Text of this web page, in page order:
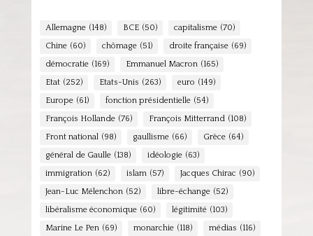
Allemagne (148) BCE (50) capitalisme (70)
Chine (60) chômage (51) droite française (69)
démocratie (169) Emmanuel Macron (165)
Etat (252) Etats-Unis (263) euro (149)
Europe (61) fonction présidentielle (54)
François Hollande (76) François Mitterrand (108)
Front national (98) gaullisme (66) Grèce (64)
général de Gaulle (138) idéologie (63)
immigration (62) islam (57) Jacques Chirac (90)
Jean-Luc Mélenchon (52) libre-échange (52)
libéralisme économique (60) légitimité (103)
Marine Le Pen (69) monarchie (118) médias (116)